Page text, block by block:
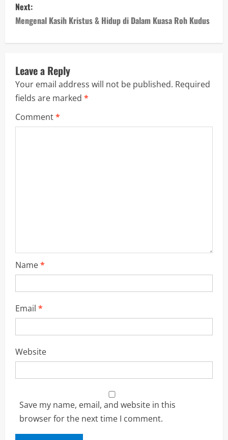
Next:
Mengenal Kasih Kristus & Hidup di Dalam Kuasa Roh Kudus
Leave a Reply
Your email address will not be published. Required
fields are marked *
Comment*
Name*
Email *
Website
Save my name, email, and website in this
browser for the next time I comment.